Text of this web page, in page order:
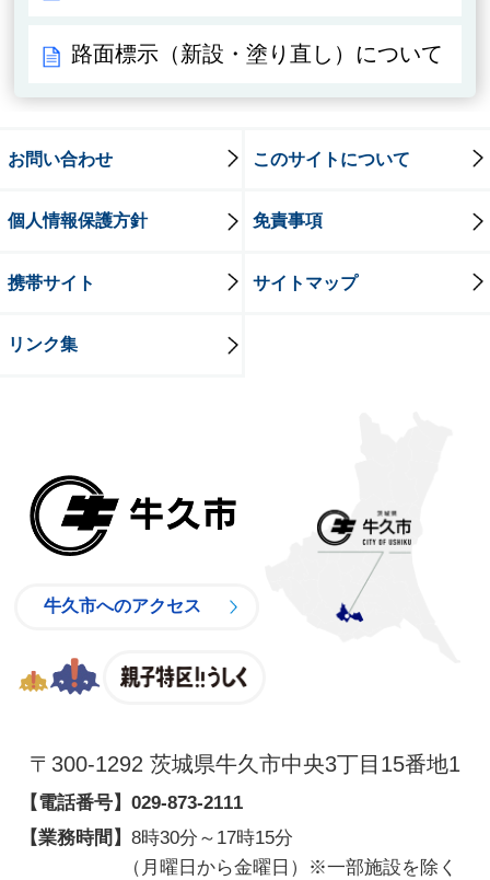
路面標示（新設・塗り直し）について
お問い合わせ このサイトについて
個人情報保護方針 免責事項
携帯サイト サイトマップ
リンク集
牛久市へのアクセス
〒300-1292 茨城県牛久市中央3丁目15番地1
【電話番号】 029-873-2111
【業務時間】 8時30分～17時15分
（月曜日から金曜日）※一部施設を除く